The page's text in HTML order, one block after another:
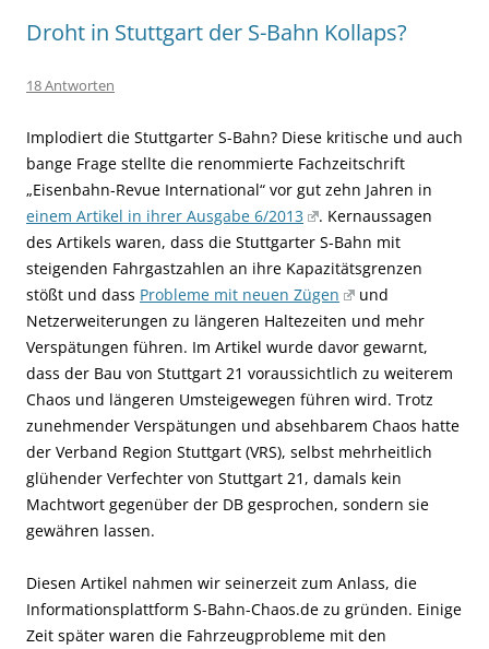
Droht in Stuttgart der S-Bahn Kollaps?
18 Antworten
Implodiert die Stuttgarter S-Bahn? Diese kritische und auch
bange Frage stellte die renommierte Fachzeitschrift
„Eisenbahn-Revue International“ vor gut zehn Jahren in
einem Artikel in ihrer Ausgabe 6/2013
. Kernaussagen
des Artikels waren, dass die Stuttgarter S-Bahn mit
steigenden Fahrgastzahlen an ihre Kapazitätsgrenzen
stößt und dass Probleme mit neuen Zügen
und
Netzerweiterungen zu längeren Haltezeiten und mehr
Verspätungen führen. Im Artikel wurde davor gewarnt,
dass der Bau von Stuttgart 21 voraussichtlich zu weiterem
Chaos und längeren Umsteigewegen führen wird. Trotz
zunehmender Verspätungen und absehbarem Chaos hatte
der Verband Region Stuttgart (VRS), selbst mehrheitlich
glühender Verfechter von Stuttgart 21, damals kein
Machtwort gegenüber der DB gesprochen, sondern sie
gewähren lassen.
Diesen Artikel nahmen wir seinerzeit zum Anlass, die
Informationsplattform S-Bahn-Chaos.de zu gründen. Einige
Zeit später waren die Fahrzeugprobleme mit den